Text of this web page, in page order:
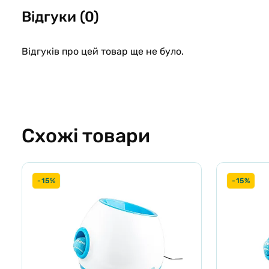
Відгуки (0)
Відгуків про цей товар ще не було.
Схожі товари
-15% -15%